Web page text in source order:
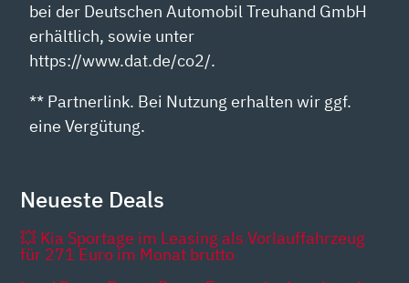
bei der Deutschen Automobil Treuhand GmbH
erhältlich, sowie unter
https://www.dat.de/co2/.
** Partnerlink. Bei Nutzung erhalten wir ggf.
eine Vergütung.
Neueste Deals
💥 Kia Sportage im Leasing als Vorlauffahrzeug
für 271 Euro im Monat brutto